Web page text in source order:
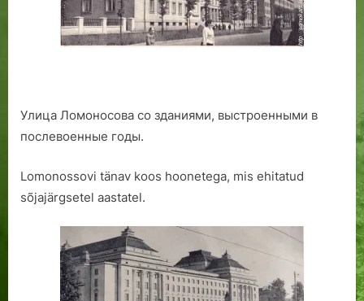
Улица Ломоносова со зданиями, выстроенными в
послевоенные годы.
Lomonossovi tänav koos hoonetega, mis ehitatud
sõjajärgsetel aastatel.